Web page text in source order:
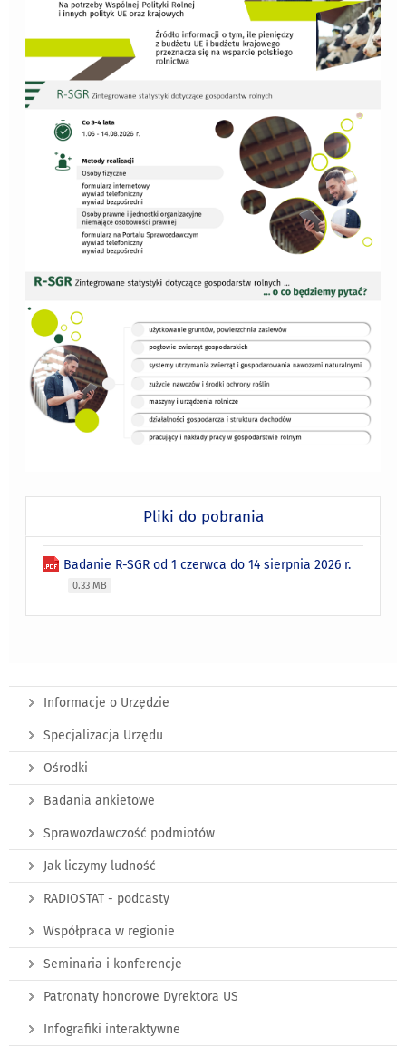
Pliki do pobrania
Badanie R-SGR od 1 czerwca do 14 sierpnia 2026 r.
0.33 MB
Informacje o Urzędzie
Specjalizacja Urzędu
Ośrodki
Badania ankietowe
Sprawozdawczość podmiotów
Jak liczymy ludność
RADIOSTAT - podcasty
Współpraca w regionie
Seminaria i konferencje
Patronaty honorowe Dyrektora US
Infografiki interaktywne